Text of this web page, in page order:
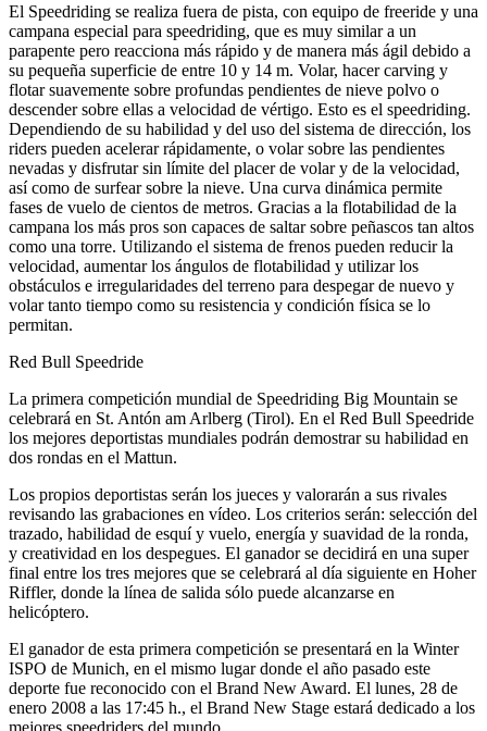
El Speedriding se realiza fuera de pista, con equipo de freeride y una
campana especial para speedriding, que es muy similar a un
parapente pero reacciona más rápido y de manera más ágil debido a
su pequeña superficie de entre 10 y 14 m. Volar, hacer carving y
flotar suavemente sobre profundas pendientes de nieve polvo o
descender sobre ellas a velocidad de vértigo. Esto es el speedriding.
Dependiendo de su habilidad y del uso del sistema de dirección, los
riders pueden acelerar rápidamente, o volar sobre las pendientes
nevadas y disfrutar sin límite del placer de volar y de la velocidad,
así como de surfear sobre la nieve. Una curva dinámica permite
fases de vuelo de cientos de metros. Gracias a la flotabilidad de la
campana los más pros son capaces de saltar sobre peñascos tan altos
como una torre. Utilizando el sistema de frenos pueden reducir la
velocidad, aumentar los ángulos de flotabilidad y utilizar los
obstáculos e irregularidades del terreno para despegar de nuevo y
volar tanto tiempo como su resistencia y condición física se lo
permitan.
Red Bull Speedride
La primera competición mundial de Speedriding Big Mountain se
celebrará en St. Antón am Arlberg (Tirol). En el Red Bull Speedride
los mejores deportistas mundiales podrán demostrar su habilidad en
dos rondas en el Mattun.
Los propios deportistas serán los jueces y valorarán a sus rivales
revisando las grabaciones en vídeo. Los criterios serán: selección del
trazado, habilidad de esquí y vuelo, energía y suavidad de la ronda,
y creatividad en los despegues. El ganador se decidirá en una super
final entre los tres mejores que se celebrará al día siguiente en Hoher
Riffler, donde la línea de salida sólo puede alcanzarse en
helicóptero.
El ganador de esta primera competición se presentará en la Winter
ISPO de Munich, en el mismo lugar donde el año pasado este
deporte fue reconocido con el Brand New Award. El lunes, 28 de
enero 2008 a las 17:45 h., el Brand New Stage estará dedicado a los
mejores speedriders del mundo.